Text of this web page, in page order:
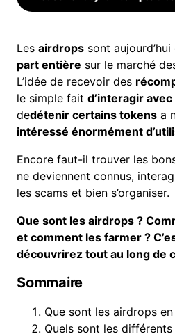
Les airdrops sont
part entière sur le marché
L’idée de recevoir des
le simple fait d’interagir
dedétenir certains tokens a
intéressé énormément
Encore faut-il trouver les
ne deviennent connus,
les scams et bien s’organiser.
Que sont les airdrops ?
et comment les farmer ?
découvrirez tout au long de
Sommaire
Que sont les airdrops
Quels sont les